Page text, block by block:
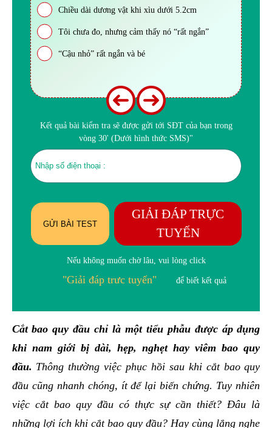
Chiều dài dương vật khi xìu dưới 5.2cm
Tôi chưa đo, nhưng cảm thấy nó “rất ngắn”
“Cậu nhỏ” rất ngắn và bé
Kết quả bài kiểm tra sẽ được gửi tới SĐT của bạn trong
vòng 30' (Dưới hình thức SMS)"
GỬI BÀI TEST
GIẢI ĐÁP TRỰC
TUYẾN
Nếu không muốn chờ lâu, vui lòng click
"Giải đáp trưc tuyến" để biết kết quả
Cắt bao quy đầu chỉ là một tiểu phẫu được áp dụng
khi nam giới bị dài, hẹp, nghẹt hay viêm bao quy
đầu. Thông thường việc phục hồi sau khi cắt bao quy
đầu cũng nhanh chóng, ít để lại biến chứng. Tuy nhiên
việc cắt bao quy đầu có thực sự cần thiết? Đâu là
những lợi ích khi cắt bao quy đầu? Hay cùng lắng nghe